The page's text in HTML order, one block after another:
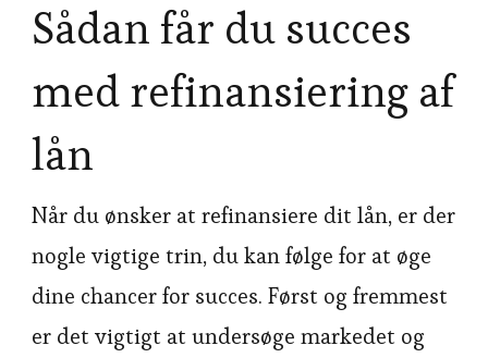
Sådan får du succes
med refinansiering af
lån
Når du ønsker at refinansiere dit lån, er der
nogle vigtige trin, du kan følge for at øge
dine chancer for succes. Først og fremmest
er det vigtigt at undersøge markedet og